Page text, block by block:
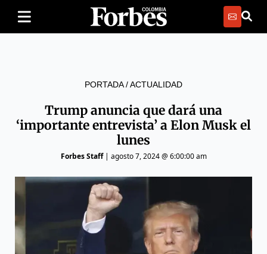
PORTADA/ACTUALIDAD
Trump anuncia que dará una
‘importante entrevista’ a Elon Musk el
lunes
Forbes Staff| agosto 7, 2024 @ 6:00:00 am